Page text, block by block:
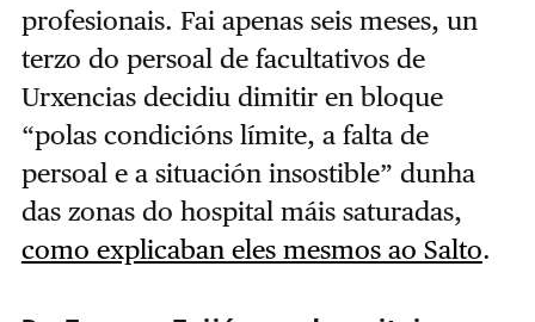
profesionais. Fai apenas seis meses, un
terzo do persoal de facultativos de
Urxencias decidiu dimitir en bloque
“polas condicións límite, a falta de
persoal e a situación insostible” dunha
das zonas do hospital máis saturadas,
como explicaban eles mesmos ao Salto.